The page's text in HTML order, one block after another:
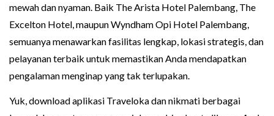
mewah dan nyaman. Baik The Arista Hotel Palembang, The
Excelton Hotel, maupun Wyndham Opi Hotel Palembang,
semuanya menawarkan fasilitas lengkap, lokasi strategis, dan
pelayanan terbaik untuk memastikan Anda mendapatkan
pengalaman menginap yang tak terlupakan.
Yuk, download aplikasi Traveloka dan nikmati berbagai